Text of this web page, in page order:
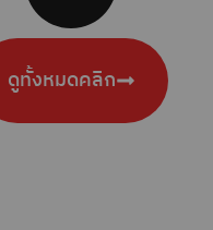
ดูทั้งหมดคลิก